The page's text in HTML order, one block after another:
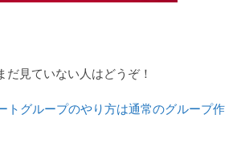
だ見ていない人はどうぞ！
トグループのやり方は通常のグループ作